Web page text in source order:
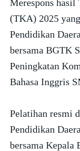
Merespons hasil
(TKA) 2025
Pendidikan
bersama BGTK
Peningkatan
Bahasa Inggris
Pelatihan resmi
Pendidikan
bersama Kepala